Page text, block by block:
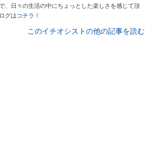
、日々の生活の中にちょっとした楽しさを感じて頂
グはコチラ！
このイチオシストの他の記事を読む